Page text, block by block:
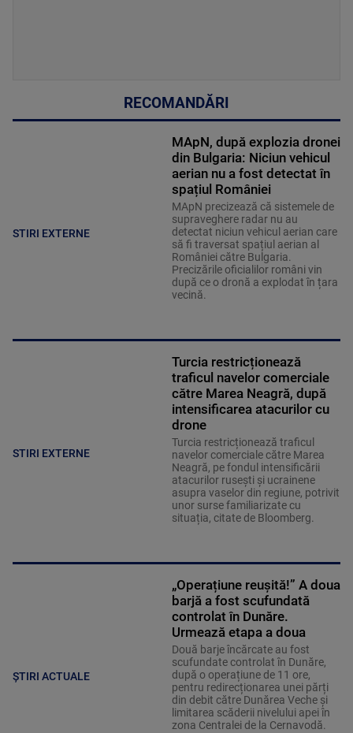
RECOMANDĂRI
STIRI EXTERNE
MApN, după explozia dronei
din Bulgaria: Niciun vehicul
aerian nu a fost detectat în
spațiul României
MApN precizează că sistemele de
supraveghere radar nu au
detectat niciun vehicul aerian care
să fi traversat spațiul aerian al
României către Bulgaria.
Precizările oficialilor români vin
după ce o dronă a explodat în țara
vecină.
STIRI EXTERNE
Turcia restricționează
traficul navelor comerciale
către Marea Neagră, după
intensificarea atacurilor cu
drone
Turcia restricționează traficul
navelor comerciale către Marea
Neagră, pe fondul intensificării
atacurilor rusești și ucrainene
asupra vaselor din regiune, potrivit
unor surse familiarizate cu
situația, citate de Bloomberg.
ȘTIRI ACTUALE
„Operațiune reușită!” A doua
barjă a fost scufundată
controlat în Dunăre.
Urmează etapa a doua
Două barje încărcate au fost
scufundate controlat în Dunăre,
după o operațiune de 11 ore,
pentru redirecționarea unei părți
din debit către Dunărea Veche și
limitarea scăderii nivelului apei în
zona Centralei de la Cernavodă.